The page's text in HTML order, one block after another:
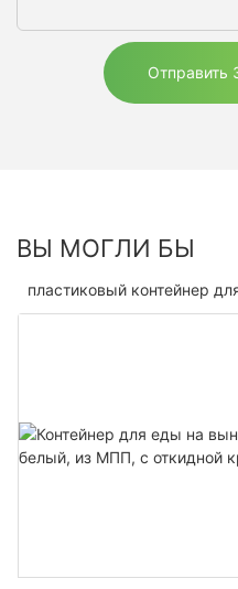
Отправить
ВЫ МОГЛИ БЫ
пластиковый контейнер